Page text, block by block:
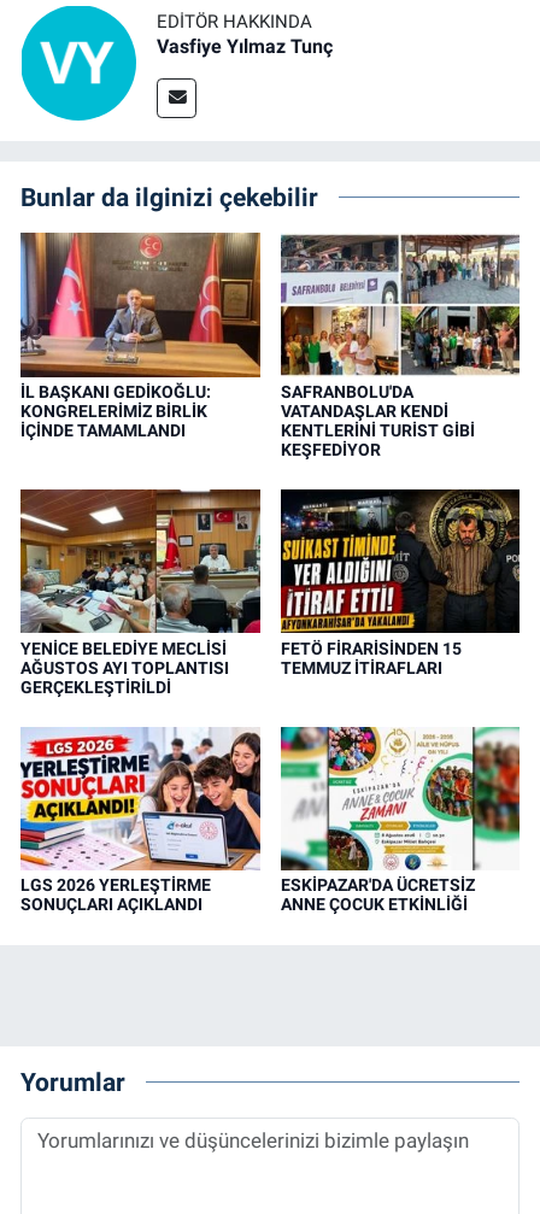
EDITÖR HAKKINDA
Vasfiye Yılmaz Tunç
Bunlar da ilginizi çekebilir
İL BAŞKANI GEDİKOĞLU:
KONGRELERİMİZ BİRLİK
İÇİNDE TAMAMLANDI
SAFRANBOLU'DA
VATANDAŞLAR KENDİ
KENTLERİNİ TURİST GİBİ
KEŞFEDİYOR
YENİCE BELEDİYE MECLİSİ
AĞUSTOS AYI TOPLANTISI
GERÇEKLEŞTİRİLDİ
FETÖ FİRARİSİNDEN 15
TEMMUZ İTİRAFLARI
LGS 2026 YERLEŞTİRME
SONUÇLARI AÇIKLANDI
ESKİPAZAR'DA ÜCRETSİZ
ANNE ÇOCUK ETKİNLİĞİ
Yorumlar